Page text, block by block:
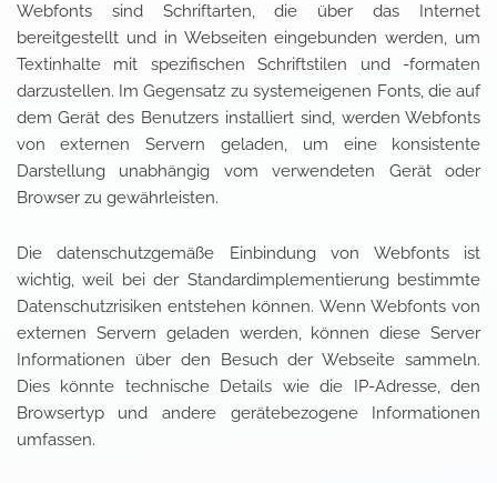
Webfonts sind Schriftarten, die über das Internet
bereitgestellt und in Webseiten eingebunden werden, um
Textinhalte mit spezifischen Schriftstilen und -formaten
darzustellen. Im Gegensatz zu systemeigenen Fonts, die auf
dem Gerät des Benutzers installiert sind, werden Webfonts
von externen Servern geladen, um eine konsistente
Darstellung unabhängig vom verwendeten Gerät oder
Browser zu gewährleisten.
Die datenschutzgemäße Einbindung von Webfonts ist
wichtig, weil bei der Standardimplementierung bestimmte
Datenschutzrisiken entstehen können. Wenn Webfonts von
externen Servern geladen werden, können diese Server
Informationen über den Besuch der Webseite sammeln.
Dies könnte technische Details wie die IP-Adresse, den
Browsertyp und andere gerätebezogene Informationen
umfassen.